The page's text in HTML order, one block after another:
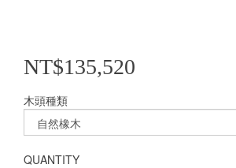
NT$135,520
木頭種類
QUANTITY